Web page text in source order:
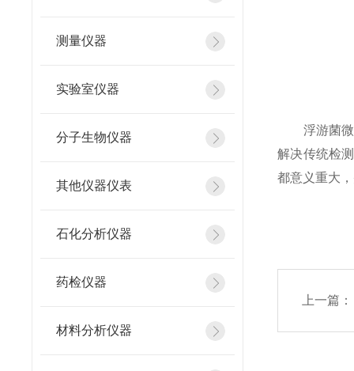
测量仪器
实验室仪器
分子生物仪器
其他仪器仪表
石化分析仪器
药检仪器
材料分析仪器
浮游菌微生
解决传统检
都意义重大
上一篇：